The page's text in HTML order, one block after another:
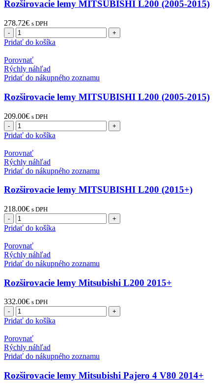
Rozširovacie lemy MITSUBISHI L200 (2005-2015)
278.72€ s DPH
množstvo
Rozširovacie
MITSUBISHI
L200
(2005-
Pridať do košíka
Porovnať
Rýchly náhľad
Pridať do nákupného zoznamu
Rozširovacie lemy MITSUBISHI L200 (2005-2015)
209.00€ s DPH
množstvo
Rozširovacie
MITSUBISHI
L200
(2005-
Pridať do košíka
Porovnať
Rýchly náhľad
Pridať do nákupného zoznamu
Rozširovacie lemy MITSUBISHI L200 (2015+)
218.00€ s DPH
množstvo
Rozširovacie
MITSUBISHI
L200
(2015+)
Pridať do košíka
Porovnať
Rýchly náhľad
Pridať do nákupného zoznamu
Rozširovacie lemy Mitsubishi L200 2015+
332.00€ s DPH
množstvo
Rozširovacie
Mitsubishi
L200
2015+
Pridať do košíka
Porovnať
Rýchly náhľad
Pridať do nákupného zoznamu
Rozširovacie lemy Mitsubishi Pajero 4 V80 2014+